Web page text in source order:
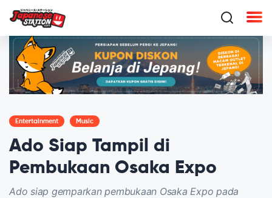
Entertainment Music
Ado Siap Tampil di
Pembukaan Osaka Expo
Ado siap gemparkan pembukaan Osaka Expo pada